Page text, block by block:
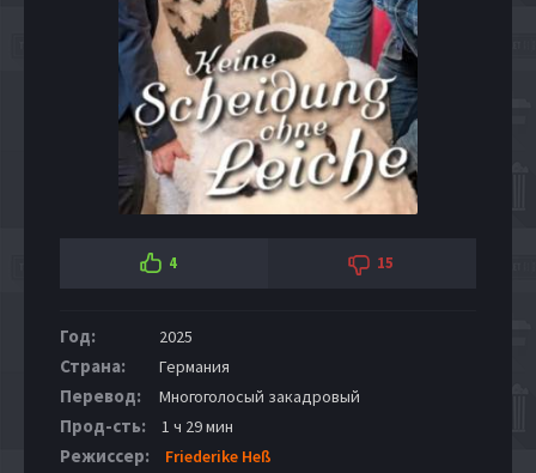
4 15
Год: 2025
Страна: Германия
Перевод: Многоголосый закадровый
Прод-сть: 1 ч 29 мин
Режиссер: Friederike Heß